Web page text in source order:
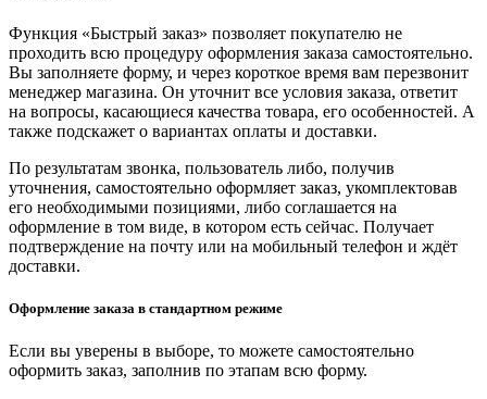
Функция «Быстрый заказ» позволяет покупателю не
проходить всю процедуру оформления заказа самостоятельно.
Вы заполняете форму, и через короткое время вам перезвонит
менеджер магазина. Он уточнит все условия заказа, ответит
на вопросы, касающиеся качества товара, его особенностей. А
также подскажет о вариантах оплаты и доставки.
По результатам звонка, пользователь либо, получив
уточнения, самостоятельно оформляет заказ, укомплектовав
его необходимыми позициями, либо соглашается на
оформление в том виде, в котором есть сейчас. Получает
подтверждение на почту или на мобильный телефон и ждёт
доставки.
Оформление заказа в стандартном режиме
Если вы уверены в выборе, то можете самостоятельно
оформить заказ, заполнив по этапам всю форму.